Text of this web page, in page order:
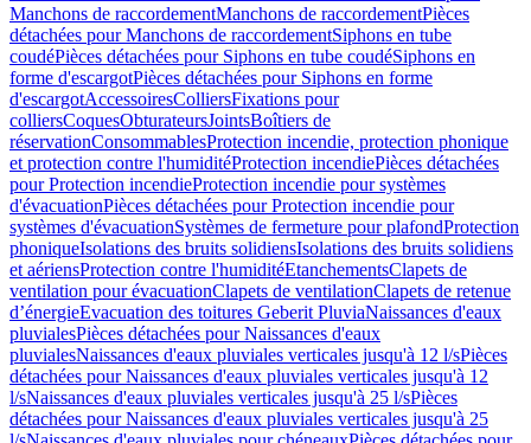
Manchons de raccordementManchons de raccordementPièces
détachées pour Manchons de raccordementSiphons en tube
coudéPièces détachées pour Siphons en tube coudéSiphons en
forme d'escargotPièces détachées pour Siphons en forme
d'escargotAccessoiresColliersFixations pour
colliersCoquesObturateursJointsBoîtiers de
réservationConsommablesProtection incendie, protection phonique
et protection contre l'humiditéProtection incendiePièces détachées
pour Protection incendieProtection incendie pour systèmes
d'évacuationPièces détachées pour Protection incendie pour
systèmes d'évacuationSystèmes de fermeture pour plafondProtection
phoniqueIsolations des bruits solidiensIsolations des bruits solidiens
et aériensProtection contre l'humiditéEtanchementsClapets de
ventilation pour évacuationClapets de ventilationClapets de retenue
d’énergieEvacuation des toitures Geberit PluviaNaissances d'eaux
pluvialesPièces détachées pour Naissances d'eaux
pluvialesNaissances d'eaux pluviales verticales jusqu'à 12 l/sPièces
détachées pour Naissances d'eaux pluviales verticales jusqu'à 12
l/sNaissances d'eaux pluviales verticales jusqu'à 25 l/sPièces
détachées pour Naissances d'eaux pluviales verticales jusqu'à 25